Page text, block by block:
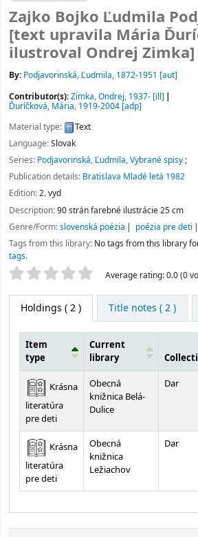
Zajko Bojko Ľudmila
[text upravila Mária
ilustroval Ondrej Zimka]
By: Podjavorinská, Ľudmila, 1872-1951 [aut]
Contributor(s):Zimka, Ondrej, 1937- [ill]
Ďuríčková, Mária, 1919-2004 [adp]
Material type:
Text
Language:Slovak
Series: Podjavorinská, Ľudmila, Vybrané spisy;
Publication details: Bratislava Mladé letá 1982
Edition:2. vyd
Description:90 strán farebné ilustrácie 25 cm
Genre/Form:slovenská poézia poézia pre deti
Tags from this library: No tags from this library
tags.
Star ratings Average rating: 0.0 (0
Holdings ( 2 ) Title notes ( 2 )
Holdings
Item
type
Current
library
Krásna
literatúra
pre deti
Obecná
knižnica Belá-
Dulice
Dar
Krásna
literatúra
pre deti
Obecná
knižnica
Ležiachov
Dar